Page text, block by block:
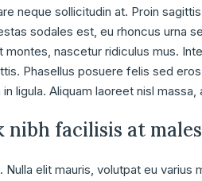
neque sollicitudin at. Proin
sodales est, eu rhoncus urna
montes, nascetur ridiculus mus.
Phasellus posuere felis sed
ligula. Aliquam laoreet nisl
nibh facilisis at
elit mauris, volutpat eu varius